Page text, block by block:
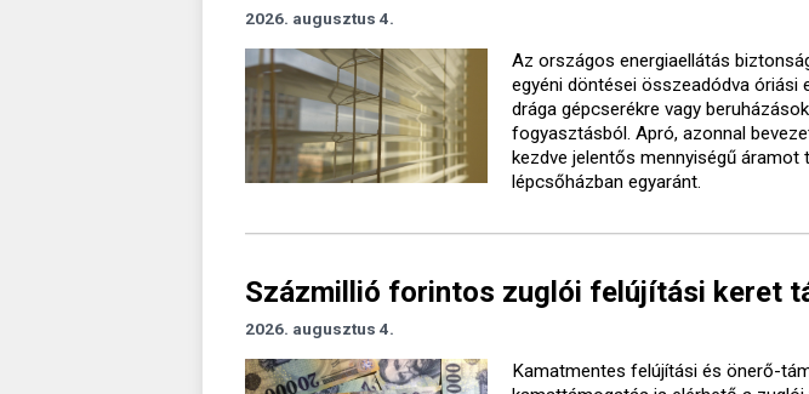
2026. augusztus 4.
Az országos energiaellátás
egyéni döntései összeadódva óriási
drága gépcserékre vagy
fogyasztásból. Apró, azonnal
kezdve jelentős mennyiségű
lépcsőházban egyaránt.
Százmillió forintos zuglói felújítási keret
2026. augusztus 4.
Kamatmentes felújítási és önerő-